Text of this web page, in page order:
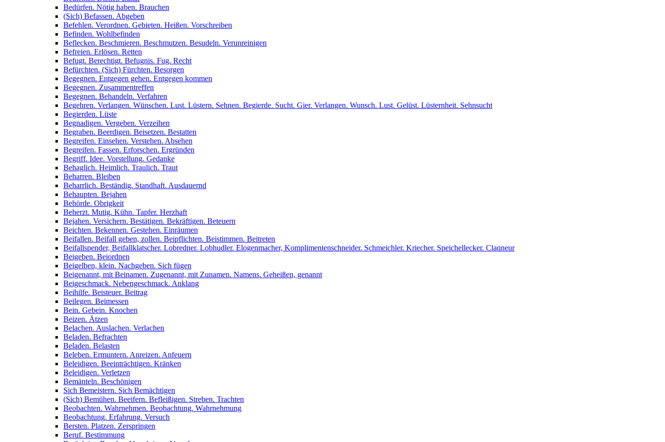
Bedürfen. Nötig haben. Brauchen
(Sich) Befassen. Abgeben
Befehlen. Verordnen. Gebieten. Heißen. Vorschreiben
Befinden. Wohlbefinden
Beflecken. Beschmieren. Beschmutzen. Besudeln. Verunreinigen
Befreien. Erlösen. Retten
Befugt. Berechtigt. Befugnis. Fug. Recht
Befürchten. (Sich) Fürchten. Besorgen
Begegnen. Entgegen gehen. Entgegen kommen
Begegnen. Zusammentreffen
Begegnen. Behandeln. Verfahren
Begehren. Verlangen. Wünschen. Lust. Lüstern. Sehnen. Begierde. Sucht. Gier. Verlangen. Wunsch. Lust. Gelüst. Lüsternheit. Sehnsucht
Begierden. Lüste
Begnadigen. Vergeben. Verzeihen
Begraben. Beerdigen. Beisetzen. Bestatten
Begreifen. Einsehen. Verstehen. Absehen
Begreifen. Fassen. Erforschen. Ergründen
Begriff. Idee. Vorstellung. Gedanke
Behaglich. Heimlich. Traulich. Traut
Beharren. Bleiben
Beharrlich. Beständig. Standhaft. Ausdauernd
Behaupten. Bejahen
Behörde. Obrigkeit
Beherzt. Mutig. Kühn. Tapfer. Herzhaft
Bejahen. Versichern. Bestätigen. Bekräftigen. Beteuern
Beichten. Bekennen. Gestehen. Einräumen
Beifallen. Beifall geben, zollen. Beipflichten. Beistimmen. Beitreten
Beifallspender, Beifallklatscher. Lobredner. Lobhudler. Elogenmacher, Komplimentenschneider. Schmeichler. Kriecher. Speichellecker. Claqneur
Beigeben. Beiordnen
Beigelben, klein. Nachgeben. Sich fügen
Beigenannt, mit Beinamen. Zugenannt, mit Zunamen. Namens. Geheißen, genannt
Beigeschmack. Nebengeschmack. Anklang
Beihilfe. Beisteuer. Beitrag
Beilegen. Beimessen
Bein. Gebein. Knochen
Beizen. Ätzen
Belachen. Auslachen. Verlachen
Beladen. Befrachten
Beladen. Belasten
Beleben. Ermuntern. Anreizen. Anfeuern
Beleidigen. Beeinträchtigen. Kränken
Beleidigen. Verletzen
Bemänteln. Beschönigen
Sich Bemeistern. Sich Bemächtigen
(Sich) Bemühen. Beeifern. Befleißigen. Streben. Trachten
Beobachten. Wahrnehmen. Beobachtung. Wahrnehmung
Beobachtung. Erfahrung. Versuch
Bersten. Platzen. Zerspringen
Beruf. Bestimmung